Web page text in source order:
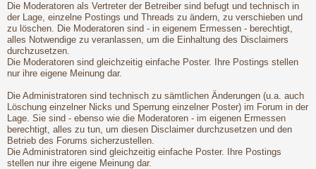
Die Moderatoren als Vertreter der Betreiber sind befugt und technisch in
der Lage, einzelne Postings und Threads zu ändern, zu verschieben und
zu löschen. Die Moderatoren sind - in eigenem Ermessen - berechtigt,
alles Notwendige zu veranlassen, um die Einhaltung des Disclaimers
durchzusetzen.
Die Moderatoren sind gleichzeitig einfache Poster. Ihre Postings stellen
nur ihre eigene Meinung dar.
Die Administratoren sind technisch zu sämtlichen Änderungen (u.a. auch
Löschung einzelner Nicks und Sperrung einzelner Poster) im Forum in der
Lage. Sie sind - ebenso wie die Moderatoren - im eigenen Ermessen
berechtigt, alles zu tun, um diesen Disclaimer durchzusetzen und den
Betrieb des Forums sicherzustellen.
Die Administratoren sind gleichzeitig einfache Poster. Ihre Postings
stellen nur ihre eigene Meinung dar.